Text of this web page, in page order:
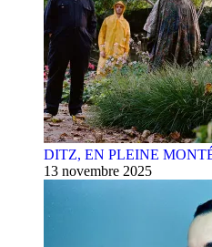
DITZ, EN PLEINE
13 novembre 2025